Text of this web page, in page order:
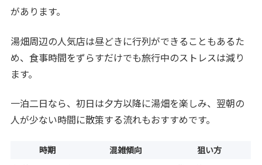
があります。
湯畑周辺の人気店は昼どきに行列ができることもあるた
め、食事時間をずらすだけでも旅行中のストレスは減り
ます。
一泊二日なら、初日は夕方以降に湯畑を楽しみ、翌朝の
人が少ない時間に散策する流れもおすすめです。
時期 混雑傾向 狙い方